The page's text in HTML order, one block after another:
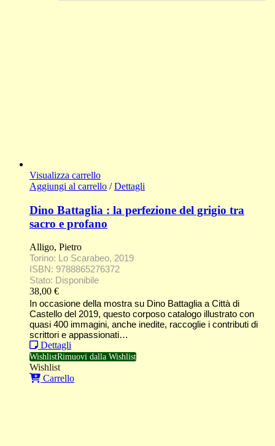
Visualizza carrello
Aggiungi al carrello / Dettagli
Dino Battaglia : la perfezione del grigio tra
sacro e profano
Alligo, Pietro
Torino: Lo Scarabeo, 2019
ISBN: 9788865276372
Stato: Disponibile
38,00 €
In occasione della mostra su Dino Battaglia a Città di
Castello del 2019, questo corposo catalogo illustrato con
quasi 400 immagini, anche inedite, raccoglie i contributi di
scrittori e appassionati…
Dettagli
WishlistRimuovi dalla Wishlist
Wishlist
Carrello